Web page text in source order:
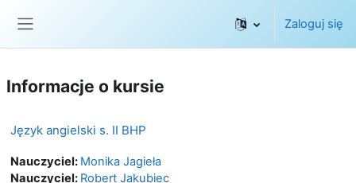
Zaloguj się
Informacje o kursie
Język angielski s. II BHP
Nauczyciel: Monika Jagieła
Nauczyciel: Robert Jakubiec